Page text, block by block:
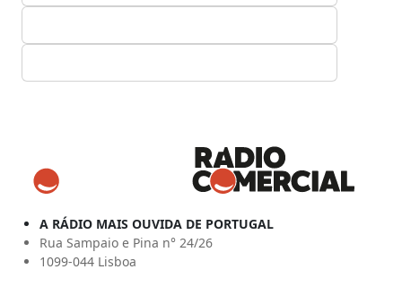
A RÁDIO MAIS OUVIDA DE PORTUGAL
Rua Sampaio e Pina n° 24/26
1099-044 Lisboa